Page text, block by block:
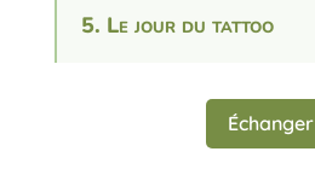
5. Le jour du tattoo
Échanger